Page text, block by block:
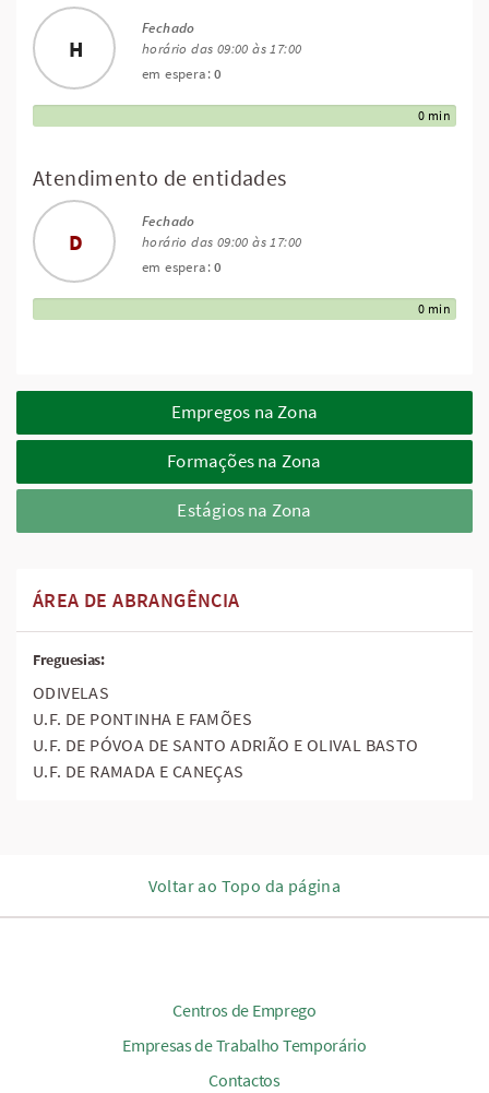
H
Fechado
horário das 09:00 às 17:00
em espera:0
0 min
Atendimento de entidades
D
Fechado
horário das 09:00 às 17:00
em espera:0
0 min
Empregos na Zona
Formações na Zona
Estágios na Zona
ÁREA DE ABRANGÊNCIA
Freguesias:
ODIVELAS
U.F. DE PONTINHA E FAMÕES
U.F. DE PÓVOA DE SANTO ADRIÃO E OLIVAL BASTO
U.F. DE RAMADA E CANEÇAS
Voltar ao Topo da página
Centros de Emprego
Empresas de Trabalho Temporário
Contactos